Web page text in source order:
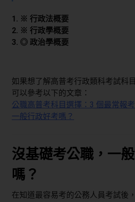
1. ※ 行政法概要
2. ※ 行政學概要
3. ◎ 政治學概要
如果想了解高普考行政類科考試科目
可以參考以下的文章：
公職高普考科目選擇：3 個最常報
一般行政好考嗎？
沒基礎考公職，一
嗎？
在知道最容易考的公務人員考試後，